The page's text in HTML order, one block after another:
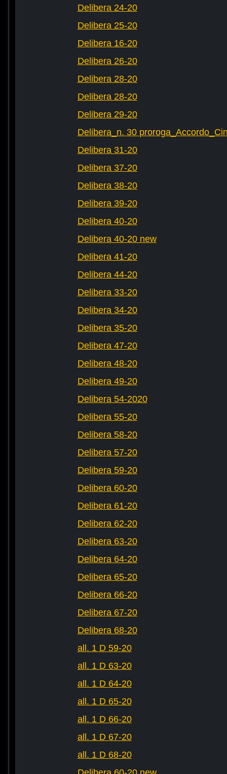
Delibera 24-20
Delibera 25-20
Delibera 16-20
Delibera 26-20
Delibera 28-20
Delibera 28-20
Delibera 29-20
Delibera_n. 30
Delibera 31-20
Delibera 37-20
Delibera 38-20
Delibera 39-20
Delibera 40-20
Delibera 40-20 new
Delibera 41-20
Delibera 44-20
Delibera 33-20
Delibera 34-20
Delibera 35-20
Delibera 47-20
Delibera 48-20
Delibera 49-20
Delibera 54-2020
Delibera 55-20
Delibera 58-20
Delibera 57-20
Delibera 59-20
Delibera 60-20
Delibera 61-20
Delibera 62-20
Delibera 63-20
Delibera 64-20
Delibera 65-20
Delibera 66-20
Delibera 67-20
Delibera 68-20
all. 1 D 59-20
all. 1 D 63-20
all. 1 D 64-20
all. 1 D 65-20
all. 1 D 66-20
all. 1 D 67-20
all. 1 D 68-20